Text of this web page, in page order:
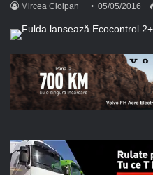
Mircea Ciolpan 05/05/2016